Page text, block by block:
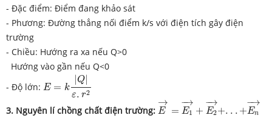
- Đặc điểm: Điểm đang khảo sát
- Phương: Đường thẳng nối điểm k/s với điện tích gây điện
trường
- Chiều: Hướng ra xa nếu Q>0
Hướng vào gần nếu Q<0
- Độ lớn: E = k
|Q|
ε. r2
E= k|Q |ε.r 2
3. Nguyên lí chồng chất điện trường:
→
E =
−
→
E1 +
−
→
E2+. . . +
−→
En
E→ E1→ +E2 +En